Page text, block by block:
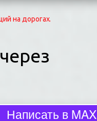
на дорогах.
Написать в MAX